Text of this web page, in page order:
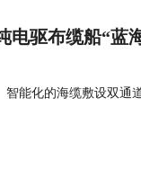
电驱布缆船“蓝
智能化的海缆敷设双通